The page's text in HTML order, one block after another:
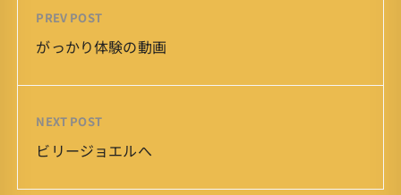
PREV POST
がっかり体験の動画
NEXT POST
ビリージョエルへ